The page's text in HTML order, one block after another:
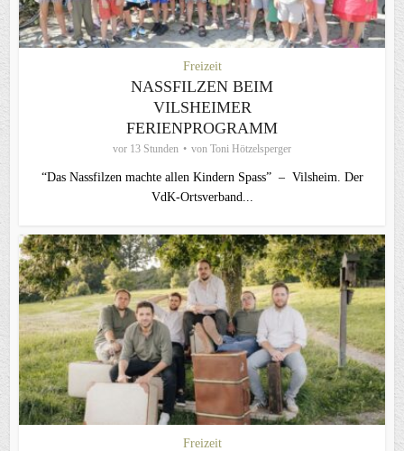
Freizeit
NASSFILZEN BEIM
VILSHEIMER
FERIENPROGRAMM
vor 13 Stunden von Toni Hötzelsperger
“Das Nassfilzen machte allen Kindern Spass” – Vilsheim. Der
VdK-Ortsverband...
Freizeit